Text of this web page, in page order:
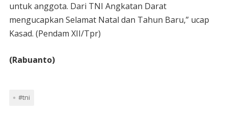
untuk anggota. Dari TNI Angkatan Darat
mengucapkan Selamat Natal dan Tahun Baru,” ucap
Kasad. (Pendam XII/Tpr)
(Rabuanto)
#tni